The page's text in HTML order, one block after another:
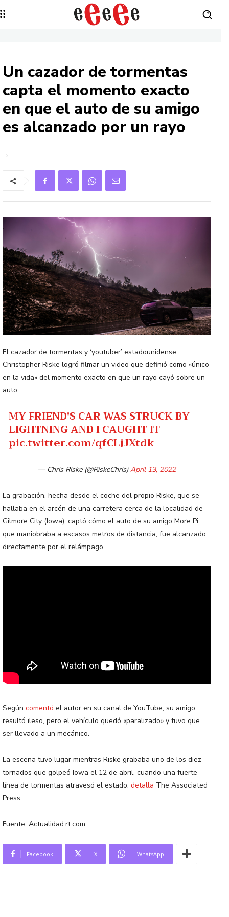
Un cazador de tormentas
capta el momento exacto
en que el auto de su amigo
es alcanzado por un rayo
El cazador de tormentas y ‘youtuber’ estadounidense
Christopher Riske logró filmar un video que definió como «único
en la vida» del momento exacto en que un rayo cayó sobre un
auto.
MY FRIEND'S CAR WAS STRUCK BY
LIGHTNING AND I CAUGHT IT
pic.twitter.com/qfCLjJXtdk
— Chris Riske (@RiskeChris)April 13, 2022
La grabación, hecha desde el coche del propio Riske, que se
hallaba en el arcén de una carretera cerca de la localidad de
Gilmore City (Iowa), captó cómo el auto de su amigo More Pi,
que maniobraba a escasos metros de distancia, fue alcanzado
directamente por el relámpago.
Según comentó el autor en su canal de YouTube, su amigo
resultó ileso, pero el vehículo quedó «paralizado» y tuvo que
ser llevado a un mecánico.
La escena tuvo lugar mientras Riske grababa uno de los diez
tornados que golpeó Iowa el 12 de abril, cuando una fuerte
línea de tormentas atravesó el estado, detalla The Associated
Press.
Fuente. Actualidad.rt.com
Facebook X WhatsApp